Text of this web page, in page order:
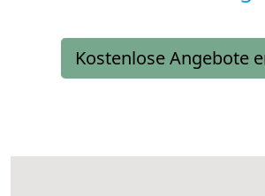
Kostenlose Angebote